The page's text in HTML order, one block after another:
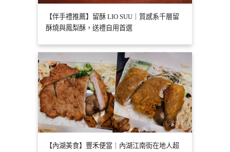
【伴手禮推薦】留酥 LIO SUU｜質感系千層留
酥燒與鳳梨酥，送禮自用首選
【內湖美食】豐禾便當｜內湖江南街在地人超